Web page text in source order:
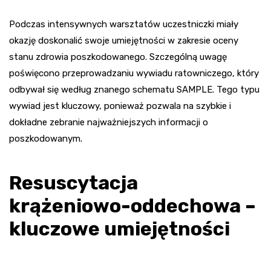
Podczas intensywnych warsztatów uczestniczki miały
okazję doskonalić swoje umiejętności w zakresie oceny
stanu zdrowia poszkodowanego. Szczególną uwagę
poświęcono przeprowadzaniu wywiadu ratowniczego, który
odbywał się według znanego schematu SAMPLE. Tego typu
wywiad jest kluczowy, ponieważ pozwala na szybkie i
dokładne zebranie najważniejszych informacji o
poszkodowanym.
Resuscytacja
krążeniowo-oddechowa –
kluczowe umiejętności